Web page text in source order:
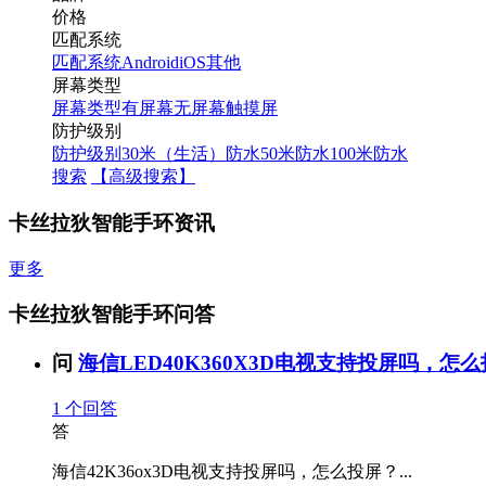
价格
匹配系统
匹配系统AndroidiOS其他
屏幕类型
屏幕类型有屏幕无屏幕触摸屏
防护级别
防护级别 30米（生活）防水50米防水100米防水
搜索
【高级搜索】
卡丝拉狄智能手环资讯
更多
卡丝拉狄智能手环问答
问 海信LED40K360X3D电视支持投屏吗，怎么
1 个回答
答
海信42K36ox3D电视支持投屏吗，怎么投屏？...